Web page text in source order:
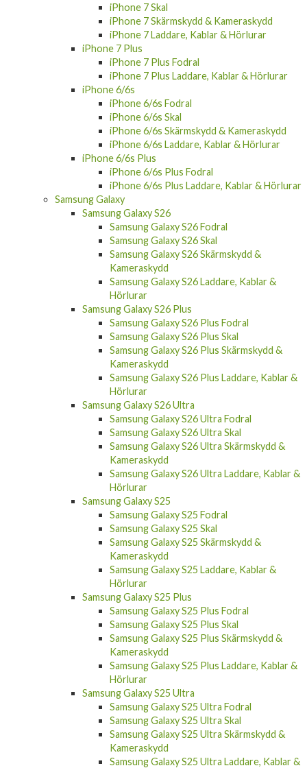
iPhone 7 Skärmskydd & Kameraskydd
iPhone 7 Laddare, Kablar & Hörlurar
iPhone 7 Plus
iPhone 7 Plus Fodral
iPhone 7 Plus Laddare, Kablar & Hörlurar
iPhone 6/6s
iPhone 6/6s Fodral
iPhone 6/6s Skal
iPhone 6/6s Skärmskydd & Kameraskydd
iPhone 6/6s Laddare, Kablar & Hörlurar
iPhone 6/6s Plus
iPhone 6/6s Plus Fodral
iPhone 6/6s Plus Laddare, Kablar & Hörlurar
Samsung Galaxy
Samsung Galaxy S26
Samsung Galaxy S26 Fodral
Samsung Galaxy S26 Skal
Samsung Galaxy S26 Skärmskydd &
Kameraskydd
Samsung Galaxy S26 Laddare, Kablar &
Hörlurar
Samsung Galaxy S26 Plus
Samsung Galaxy S26 Plus Fodral
Samsung Galaxy S26 Plus Skal
Samsung Galaxy S26 Plus Skärmskydd &
Kameraskydd
Samsung Galaxy S26 Plus Laddare, Kablar &
Hörlurar
Samsung Galaxy S26 Ultra
Samsung Galaxy S26 Ultra Fodral
Samsung Galaxy S26 Ultra Skal
Samsung Galaxy S26 Ultra Skärmskydd &
Kameraskydd
Samsung Galaxy S26 Ultra Laddare, Kablar &
Hörlurar
Samsung Galaxy S25
Samsung Galaxy S25 Fodral
Samsung Galaxy S25 Skal
Samsung Galaxy S25 Skärmskydd &
Kameraskydd
Samsung Galaxy S25 Laddare, Kablar &
Hörlurar
Samsung Galaxy S25 Plus
Samsung Galaxy S25 Plus Fodral
Samsung Galaxy S25 Plus Skal
Samsung Galaxy S25 Plus Skärmskydd &
Kameraskydd
Samsung Galaxy S25 Plus Laddare, Kablar &
Hörlurar
Samsung Galaxy S25 Ultra
Samsung Galaxy S25 Ultra Fodral
Samsung Galaxy S25 Ultra Skal
Samsung Galaxy S25 Ultra Skärmskydd &
Kameraskydd
Samsung Galaxy S25 Ultra Laddare, Kablar &
Hörlurar